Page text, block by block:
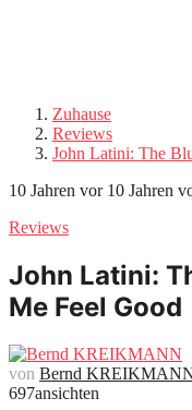
Zuhause
Reviews
John Latini: The
10 Jahren vor 10 Jahren
Reviews
John Latini:
Me Feel Good
von Bernd
697ansichten